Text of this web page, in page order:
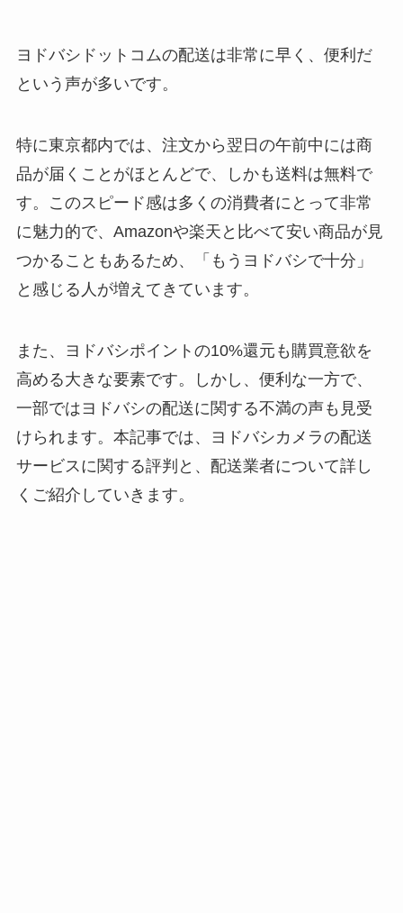
ヨドバシドットコムの配送は非常に早く、便利だ
という声が多いです。
特に東京都内では、注文から翌日の午前中には商
品が届くことがほとんどで、しかも送料は無料で
す。このスピード感は多くの消費者にとって非常
に魅力的で、Amazonや楽天と比べて安い商品が見
つかることもあるため、「もうヨドバシで十分」
と感じる人が増えてきています。
また、ヨドバシポイントの10%還元も購買意欲を
高める大きな要素です。しかし、便利な一方で、
一部ではヨドバシの配送に関する不満の声も見受
けられます。本記事では、ヨドバシカメラの配送
サービスに関する評判と、配送業者について詳し
くご紹介していきます。